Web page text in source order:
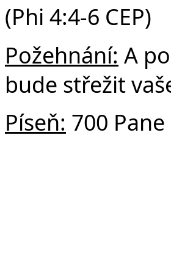
(Phi 4:4-6 CEP)
Požehnání: A
bude střežit
Píseň: 700